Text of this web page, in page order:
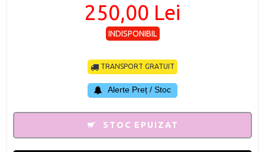
250,00 Lei
INDISPONIBIL
TRANSPORT GRATUIT
Alerte Preț / Stoc
STOC EPUIZAT